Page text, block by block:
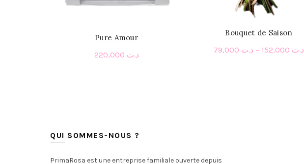
Pure Amour
د.ت
Bouquet de Saison
د.ت – د.ت
QUI SOMMES-NOUS ?
PrimaRosa est une entreprise familiale ouverte depuis